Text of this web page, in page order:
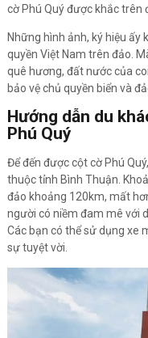
cờ Phú Quý được khắc trên
Những hình ảnh, ký hiệu ấy
quyền Việt Nam trên đảo.
quê hương, đất nước của
bảo vệ chủ quyền biển và
Hướng dẫn du
Phú Quý
Để đến được cột cờ Phú
thuộc tỉnh Bình Thuận.
đảo khoảng 120km, mất
người có niềm đam mê với
Các bạn có thể sử dụng xe
sự tuyệt vời.